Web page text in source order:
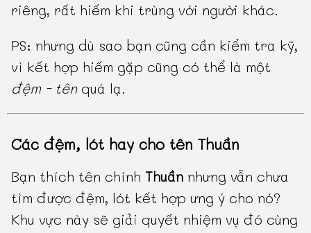
riêng, rất hiếm khi trùng với người khác.
PS: nhưng dù sao bạn cũng cần kiểm tra kỹ,
vì kết hợp hiếm gặp cũng có thể là một
đệm - tênquá lạ.
Các đệm, lót hay cho tên Thuần
Bạn thích tên chính Thuần nhưng vẫn chưa
tìm được đệm, lót kết hợp ưng ý cho nó?
Khu vực này sẽ giải quyết nhiệm vụ đó cùng